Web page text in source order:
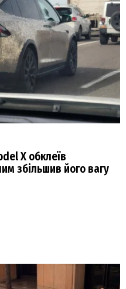
X обклеїв
збільшив його вагу